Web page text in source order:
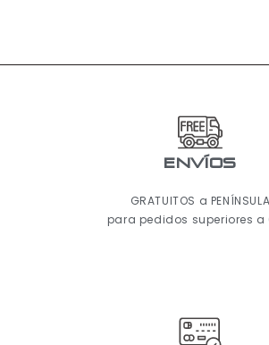
ENVÍOS
GRATUITOS a PENÍNSULA
para pedidos superiores a